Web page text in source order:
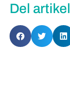
Del artikel